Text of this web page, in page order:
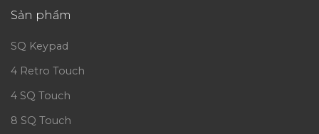
Sản phẩm
SQ Keypad
4 Retro Touch
4 SQ Touch
8 SQ Touch